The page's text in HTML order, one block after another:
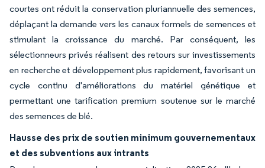
courtes ont réduit la conservation pluriannuelle des semences,
déplaçant la demande vers les canaux formels de semences et
stimulant la croissance du marché. Par conséquent, les
sélectionneurs privés réalisent des retours sur investissements
en recherche et développement plus rapidement, favorisant un
cycle continu d'améliorations du matériel génétique et
permettant une tarification premium soutenue sur le marché
des semences de blé.
Hausse des prix de soutien minimum gouvernementaux
et des subventions aux intrants